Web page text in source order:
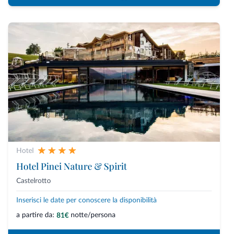
Hotel
Hotel Pinei Nature & Spirit
Castelrotto
Inserisci le date per conoscere la disponibilità
a partire da: 81€ notte/persona